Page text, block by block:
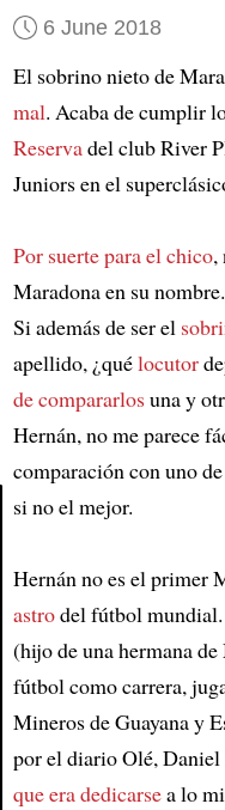
6 June 2018
El sobrino nieto de
mal. Acaba de cumplir
Reservadel club River
Juniors en el
Por suerte para el chico,
Maradona en su
Si además de ser el
apellido, ¿quélocutor
de compararlosuna y
Hernán, no me parece
comparación con uno
si no el mejor.
Hernán no es el primer
astrodel fútbol mundial.
(hijo de una hermana
fútbol como carrera,
Mineros de Guayana y
por el diario Olé, Daniel
que era dedicarsea lo